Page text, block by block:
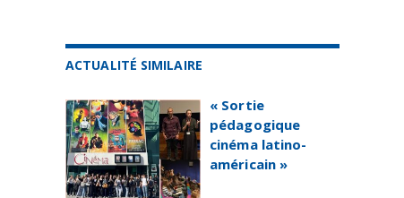
ACTUALITÉ SIMILAIRE
« Sortie
pédagogique
cinéma latino-
américain »